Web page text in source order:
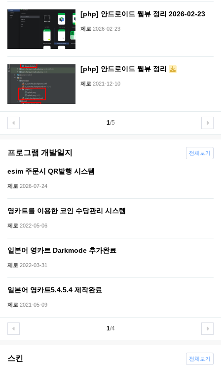
[php] 안드로이드 웹뷰 정리 2026-02-23
제로 2026-02-23
[php] 안드로이드 웹뷰 정리
제로 2021-12-10
1/5
프로그램 개발일지
esim 주문시 QR발행 시스템
제로 2026-07-24
영카트를 이용한 코인 수당관리 시스템
제로 2022-05-06
일본어 영카트 Darkmode 추가완료
제로 2022-03-31
일본어 영카트5.4.5.4 제작완료
제로 2021-05-09
1/4
전체보기
스킨 전체보기